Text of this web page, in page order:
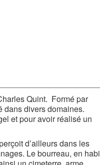
Quint. Formé par
dans divers domaines.
et pour avoir réalisé un
d’ailleurs dans les
Le bourreau, en